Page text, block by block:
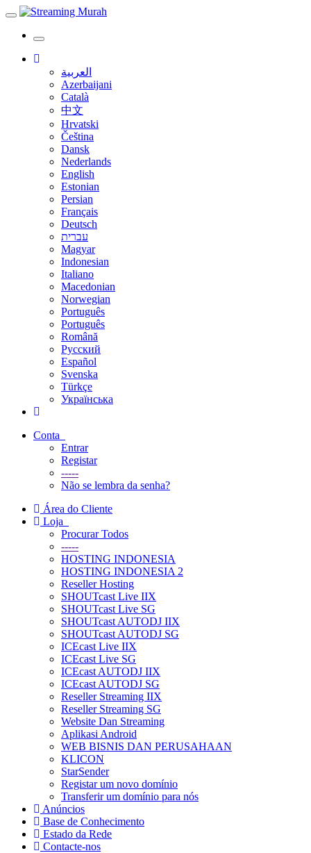
Toggle
Toggle
navigation
العربية
Azerbaijani
Català
中文
Hrvatski
Čeština
Dansk
Nederlands
English
Estonian
Persian
Français
Deutsch
עברית
Magyar
Indonesian
Italiano
Macedonian
Norwegian
Português
Português
Română
Русский
Español
Svenska
Türkçe
Українська
Conta
Entrar
Registar
-----
Não se lembra da senha?
Área do Cliente
Loja
Procurar Todos
-----
HOSTING INDONESIA
HOSTING INDONESIA 2
Reseller Hosting
SHOUTcast Live IIX
SHOUTcast Live SG
SHOUTcast AUTODJ IIX
SHOUTcast AUTODJ SG
ICEcast Live IIX
ICEcast Live SG
ICEcast AUTODJ IIX
ICEcast AUTODJ SG
Reseller Streaming IIX
Reseller Streaming SG
Website Dan Streaming
Aplikasi Android
WEB BISNIS DAN PERUSAHAAN
KLICON
StarSender
Registar um novo domínio
Transferir um domínio para nós
Anúncios
Base de Conhecimento
Estado da Rede
Contacte-nos